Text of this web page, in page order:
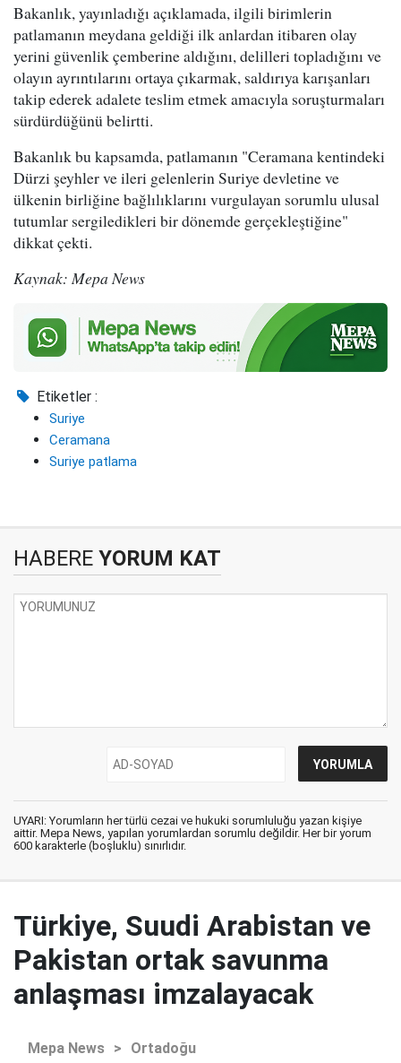
Bakanlık, yayınladığı açıklamada, ilgili birimlerin
patlamanın meydana geldiği ilk anlardan itibaren olay
yerini güvenlik çemberine aldığını, delilleri topladığını ve
olayın ayrıntılarını ortaya çıkarmak, saldırıya karışanları
takip ederek adalete teslim etmek amacıyla soruşturmaları
sürdürdüğünü belirtti.
Bakanlık bu kapsamda, patlamanın "Ceramana kentindeki
Dürzi şeyhler ve ileri gelenlerin Suriye devletine ve
ülkenin birliğine bağlılıklarını vurgulayan sorumlu ulusal
tutumlar sergiledikleri bir dönemde gerçekleştiğine"
dikkat çekti.
Kaynak: Mepa News
Etiketler :
Suriye
Ceramana
Suriye patlama
HABERE YORUM KAT
UYARI: Yorumların her türlü cezai ve hukuki sorumluluğu yazan kişiye
aittir. Mepa News, yapılan yorumlardan sorumlu değildir. Her bir yorum
600 karakterle (boşluklu) sınırlıdır.
Türkiye, Suudi Arabistan ve
Pakistan ortak savunma
anlaşması imzalayacak
Mepa News > Ortadoğu